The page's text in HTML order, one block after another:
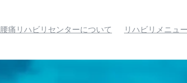
腰痛リハビリセンターについて リハビリメニュ